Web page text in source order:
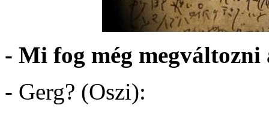
- Mi fog még megváltozni
- Gerg? (Oszi):